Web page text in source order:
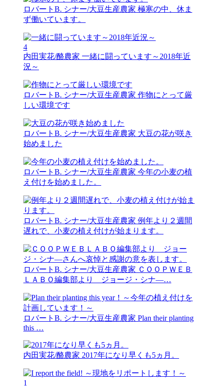
ロバートB. シナー/大豆生産農家 極寒の中、休ま
ず働いています。
4
内田実花/酪農家 一緒に闘っています～2018年近
況～
ロバートB. シナー/大豆生産農家 作物にとって厳
しい環境です
ロバートB. シナー/大豆生産農家 大豆の花が咲き
始めました
ロバートB. シナー/大豆生産農家 今年の小麦の植
え付けを始めました。
ロバートB. シナー/大豆生産農家 例年より２週間
遅れで、小麦の植え付けが始まります。
ロバートB. シナー/大豆生産農家 ＣＯＯＰＷＥＢ
ＬＡＢＯ編集部より ジョージ・シナ―…
ロバートB. シナー/大豆生産農家 Plan their planting
this …
内田実花/酪農家 2017年になり早くも5ヵ月。
1